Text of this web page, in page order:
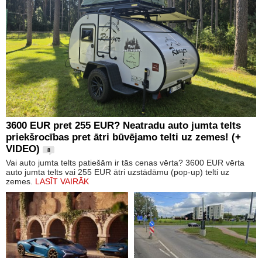
3600 EUR pret 255 EUR? Neatradu auto jumta telts
priekšrocības pret ātri būvējamo telti uz zemes! (+
VIDEO)
8
Vai auto jumta telts patiešām ir tās cenas vērta? 3600 EUR vērta
auto jumta telts vai 255 EUR ātri uzstādāmu (pop-up) telti uz
zemes. LASĪT VAIRĀK